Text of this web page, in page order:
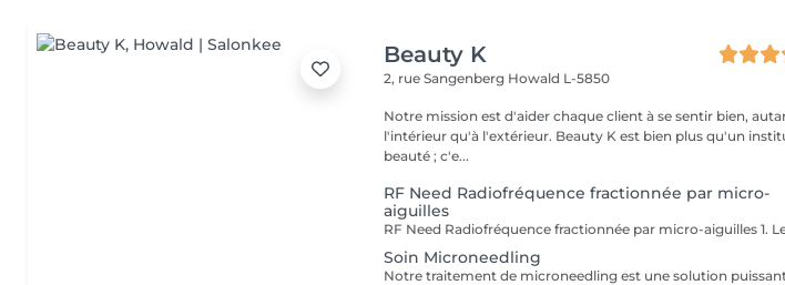
Beauty K
2, rue Sangenberg Howald L-5850
Notre mission est d'aider chaque client à se sentir bien,
l'intérieur qu'à l'extérieur. Beauty K est bien plus qu'un
beauté ; c'e...
RF Need Radiofréquence fractionnée par micro-
aiguilles
Soin Microneedling